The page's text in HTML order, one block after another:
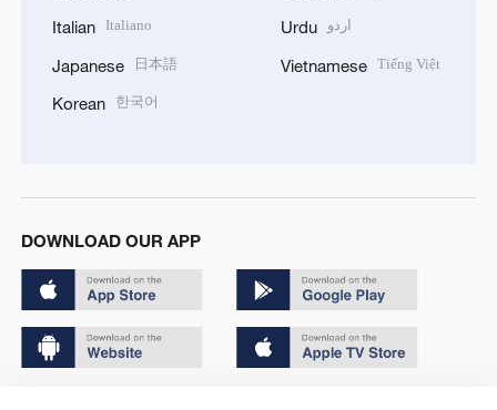
Italian Italiano
Japanese 日本語
Korean 한국어
Urdu اردو
Vietnamese Tiếng Việt
DOWNLOAD OUR APP